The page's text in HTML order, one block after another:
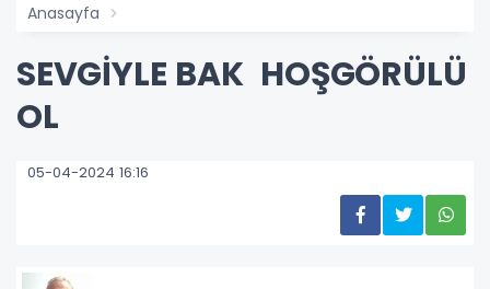
Anasayfa
SEVGİYLE BAK HOŞGÖRÜLÜ
OL
05-04-2024 16:16